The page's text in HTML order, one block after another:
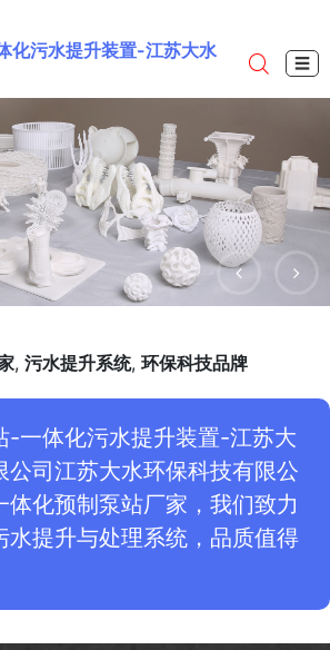
化污水提升装置-江苏大水
☰
, 污水提升系统, 环保科技品牌
-一体化污水提升装置-江苏大
公司江苏大水环保科技有限公
体化预制泵站厂家，我们致力
水提升与处理系统，品质值得